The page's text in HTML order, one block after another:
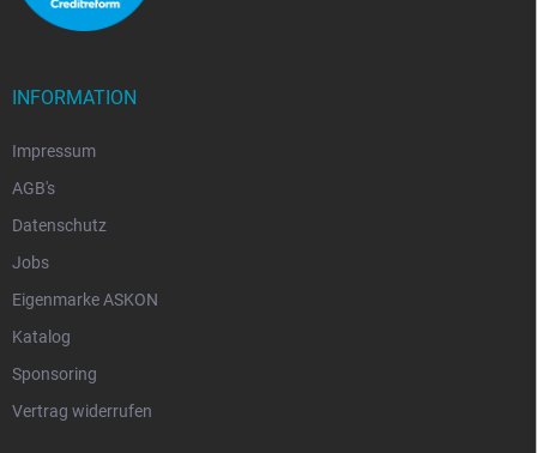
INFORMATION
Impressum
AGB's
Datenschutz
Jobs
Eigenmarke ASKON
Katalog
Sponsoring
Vertrag widerrufen